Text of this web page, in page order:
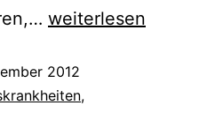
HCV
weiterlesen
2012
,